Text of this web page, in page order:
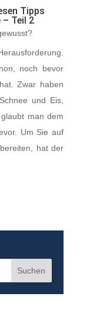
Tipps
– Teil 2
noch bevor
Zwar haben
und Eis,
man dem
Um Sie auf
hat der